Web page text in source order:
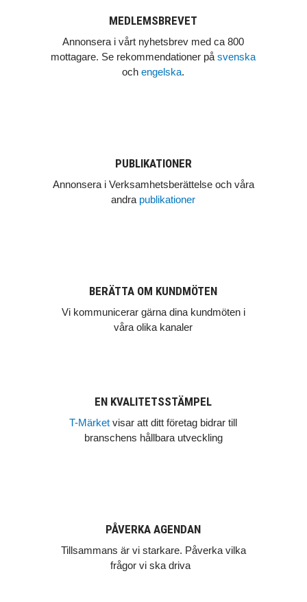
MEDLEMSBREVET
Annonsera i vårt nyhetsbrev med ca 800
mottagare. Se rekommendationer påsvenska
ochengelska.
PUBLIKATIONER
Annonsera i Verksamhetsberättelse och våra
andra publikationer
BERÄTTA OM KUNDMÖTEN
Vi kommunicerar gärna dina kundmöten i
våra olika kanaler
EN KVALITETSSTÄMPEL
T-Märket visar att ditt företag bidrar till
branschens hållbara utveckling
PÅVERKA AGENDAN
Tillsammans är vi starkare. Påverka vilka
frågor vi ska driva